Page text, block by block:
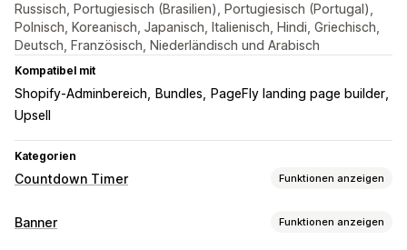
Russisch, Portugiesisch (Brasilien), Portugiesisch (Portugal),
Polnisch, Koreanisch, Japanisch, Italienisch, Hindi, Griechisch,
Deutsch, Französisch, Niederländisch und Arabisch
Kompatibel mit
Shopify-Adminbereich Bundles
PageFly landing page builder
Upsell
Kategorien
Countdown Timer Funktionen anzeigen
Anzeigeoptionen
Banner Funktionen anzeigen